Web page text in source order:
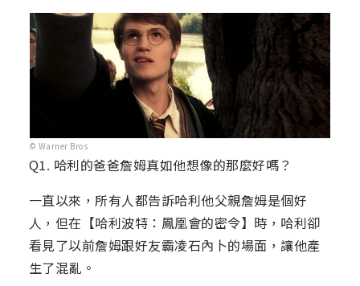
© Warner Bros
Q1. 哈利的爸爸詹姆真如他想像的那麼好嗎？
一直以來，所有人都告訴哈利他父親詹姆是個好
人，但在【哈利波特：鳳凰會的密令】時，哈利卻
看見了以前詹姆跟好友霸凌石內卜的場面，讓他產
生了混亂。